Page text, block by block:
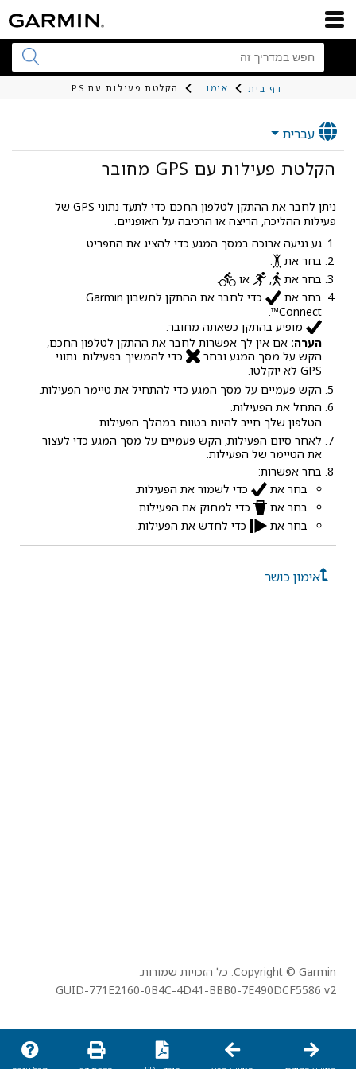
דף בית
עברית
הקלטת פעילות עם GPS מחובר
ניתן לחבר את ההתקן לטלפון החכם כדי לתעד נתוני GPS של
פעילות ההליכה, הריצה או הרכיבה על האופניים.
גע נגיעה ארוכה במסך המגע כדי להציג את התפריט.
בחר את
בחר את
, או
בחר את
כדי לחבר את ההתקן לחשבון Garmin
Connect™
מופיע בהתקן כשאתה מחובר.
הערה: אם אין לך אפשרות לחבר את ההתקן לטלפון החכם,
הקש על מסך המגע ובחר
כדי להמשיך בפעילות. נתוני
GPS לא יוקלטו.
הקש פעמיים על מסך המגע כדי להתחיל את טיימר הפעילות.
התחל את הפעילות.
הטלפון שלך חייב להיות בטווח במהלך הפעילות.
לאחר סיום הפעילות, הקש פעמיים על מסך המגע כדי לעצור
את הטיימר של הפעילות.
בחר אפשרות:
בחר את
כדי לשמור את הפעילות.
בחר את
כדי למחוק את הפעילות.
בחר את
כדי לחדש את הפעילות.
אימון כושר
Copyright © Garmin. כל הזכויות שמורות.
GUID-771E2160-0B4C-4D41-BBB0-7E490DCF5586 v2